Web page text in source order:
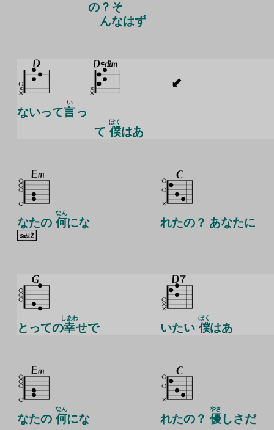
の？そ
んなはず
ないって言
い
っ
て 僕
ぼく
はあ
なたの 何
なん
にな れたの？ あなたに
とっての幸
しあわ
せで いたい 僕
ぼく
はあ
なたの 何
なん
にな れたの？ 優
やさ
しさだ